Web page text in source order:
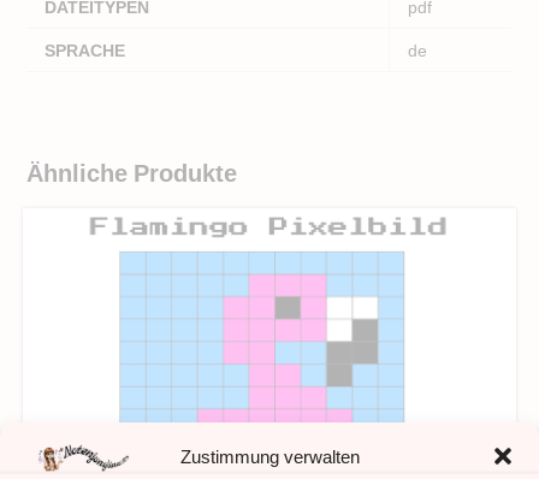
Zustimmung verwalten
DATEITYPEN
pdf
SPRACHE
de
Ähnliche Produkte